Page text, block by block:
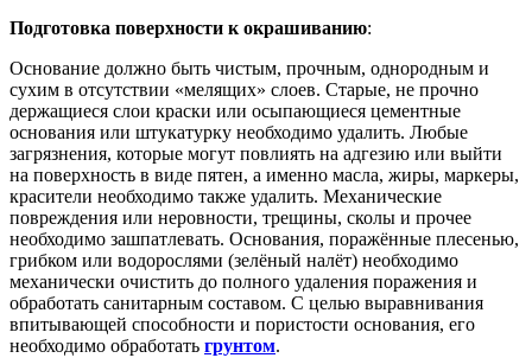
Подготовка поверхности к окрашиванию:
Основание должно быть чистым, прочным, однородным и
сухим в отсутствии «мелящих» слоев. Старые, не прочно
держащиеся слои краски или осыпающиеся цементные
основания или штукатурку необходимо удалить. Любые
загрязнения, которые могут повлиять на адгезию или выйти
на поверхность в виде пятен, а именно масла, жиры, маркеры,
красители необходимо также удалить. Механические
повреждения или неровности, трещины, сколы и прочее
необходимо зашпатлевать. Основания, поражённые плесенью,
грибком или водорослями (зелёный налёт) необходимо
механически очистить до полного удаления поражения и
обработать санитарным составом. С целью выравнивания
впитывающей способности и пористости основания, его
необходимо обработать грунтом.